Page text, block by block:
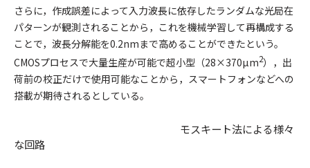
さらに，作成誤差によって入力波長に依存したランダムな光局在
パターンが観測されることから，これを機械学習して再構成する
ことで，波長分解能を0.2nmまで高めることができたという。
CMOSプロセスで大量生産が可能で超小型（28×370µm2），出
荷前の校正だけで使用可能なことから，スマートフォンなどへの
搭載が期待されるとしている。
モスキート法による様々
な回路